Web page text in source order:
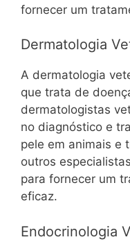
fornecer um
Dermatologia
A dermatologia
que trata de
dermatologistas
no diagnóstico e
pele em animais e
outros
para fornecer um
eficaz.
Endocrinologia